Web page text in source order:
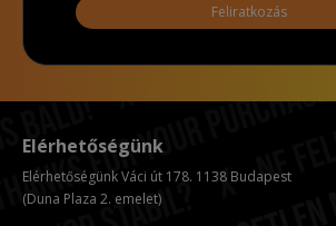
Feliratkozás
Elérhetőségünk
Elérhetőségünk Váci út 178. 1138 Budapest
(Duna Plaza 2. emelet)